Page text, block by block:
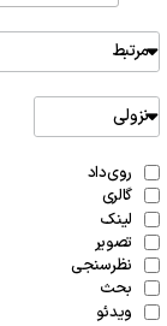
مرتبط
نزولی
روی‌داد
گالری
لینک
تصویر
نظرسنجی
بحث
ویدئو